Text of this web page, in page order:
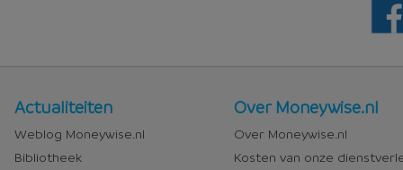
Nieuws
en
media
Actualiteiten
Weblog Moneywise.nl
Bibliotheek
Over
Moneywise
Over Moneywise.nl
Over Moneywise.nl
Kosten van onze